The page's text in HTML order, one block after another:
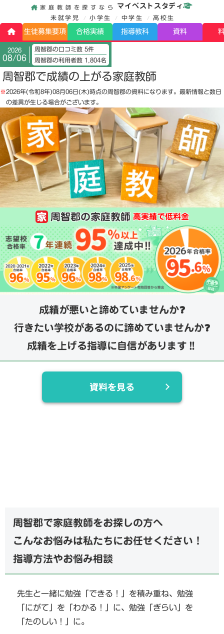
家庭教師を探すなら マイベストスタディ
未就学児 小学生 中学生 高校生
生徒募集要項 合格実績 指導教科 資料
2026
08/06
周智郡の口コミ数 5件
周智郡の利用者数 1,804名
周智郡で成績の上がる家庭教師
※2026年(令和8年)08月06日(木)時点の周智郡の資料になります。最新情報と数日
の差異が生じる場合がございます。
周智郡の家庭教師 高実績で低料金
成績が悪いと諦めていませんか❓
行きたい学校があるのに諦めていませんか❓
成績を上げる指導に自信があります‼️
資料を見る
周智郡で家庭教師をお探しの方へ
こんなお悩みは私たちにお任せください！
指導方法やお悩み相談
先生と一緒に勉強「できる！」を積み重ね、勉強
「にがて」を「わかる！」に、勉強「ぎらい」を
「たのしい！」に。